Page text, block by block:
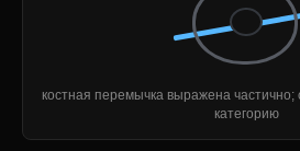
костная перемычка выражена
категорию